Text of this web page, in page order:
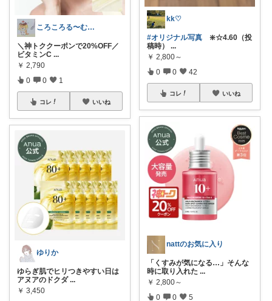
ころころる〜む✨経由購入感謝です✨
＼神トククーポンで20%OFF／
ビタミンC ...
￥ 2,790
0 0 1
コレ いいね
ゆりか
ゆらぎ肌でヒリつきやすい日は
アヌアのドクダ ...
￥ 3,450
kk♡
#オリジナル写真 ❇️☆4.60（投
稿時）
...
￥ 2,800～
0 0 42
コレ いいね
nattのお気に入り
「くすみが気になる…」そんな
時に取り入れた ...
￥ 2,800～
0 0 5